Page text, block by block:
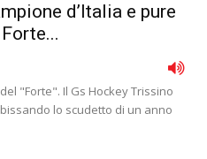
d’Italia e pure
"Forte". Il Gs Hockey Trissino
lo scudetto di un anno